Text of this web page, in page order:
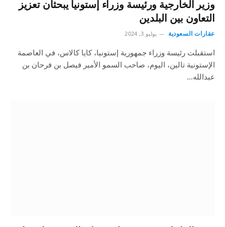
وزير الخارجية ورئيسة وزراء إستونيا يبحثان تعزيز
التعاون بين البلدين
عقارات السعودية يوليو 3, 2024
استقبلت رئيسة وزراء جمهورية إستونيا، كايا كالاس، في العاصمة
الإستونية تالين، اليوم، صاحب السمو الأمير فيصل بن فرحان بن
عبدالله…